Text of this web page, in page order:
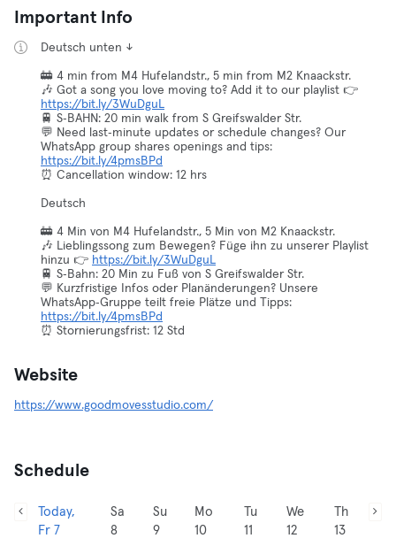
Important Info
Deutsch unten ↓
🚋 4 min from M4 Hufelandstr., 5 min from M2 Knaackstr.
🎶 Got a song you love moving to? Add it to our playlist 👉
https://bit.ly/3WuDguL
🚆 S‑BAHN: 20 min walk from S Greifswalder Str.
💬 Need last‑minute updates or schedule changes? Our
WhatsApp group shares openings and tips:
https://bit.ly/4pmsBPd
⏰ Cancellation window: 12 hrs
Deutsch
🚋 4 Min von M4 Hufelandstr., 5 Min von M2 Knaackstr.
🎶 Lieblingssong zum Bewegen? Füge ihn zu unserer Playlist
hinzu 👉 https://bit.ly/3WuDguL
🚆 S‑Bahn: 20 Min zu Fuß von S Greifswalder Str.
💬 Kurzfristige Infos oder Planänderungen? Unsere
WhatsApp‑Gruppe teilt freie Plätze und Tipps:
https://bit.ly/4pmsBPd
⏰ Stornierungsfrist: 12 Std
Website
https://www.goodmovesstudio.com/
Schedule
Today,
Fr 7
Sa
8
Su
9
Mo
10
Tu
11
We
12
Th
13